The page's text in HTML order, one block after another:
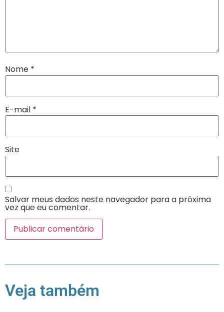
Nome *
E-mail *
Site
Salvar meus dados neste navegador para a próxima
vez que eu comentar.
Veja também